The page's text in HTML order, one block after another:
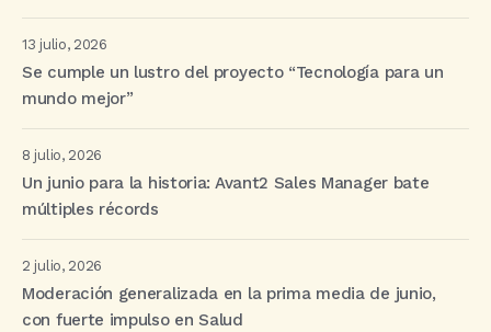
13 julio, 2026
Se cumple un lustro del proyecto “Tecnología para un
mundo mejor”
8 julio, 2026
Un junio para la historia: Avant2 Sales Manager bate
múltiples récords
2 julio, 2026
Moderación generalizada en la prima media de junio,
con fuerte impulso en Salud